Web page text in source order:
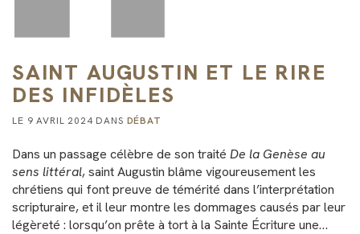
SAINT AUGUSTIN ET LE RIRE
DES INFIDÈLES
LE 9 AVRIL 2024 DANS DÉBAT
Dans un passage célèbre de son traité De la Genèse au
sens littéral, saint Augustin blâme vigoureusement les
chrétiens qui font preuve de témérité dans l’interprétation
scripturaire, et il leur montre les dommages causés par leur
légèreté : lorsqu’on prête à tort à la Sainte Écriture une…